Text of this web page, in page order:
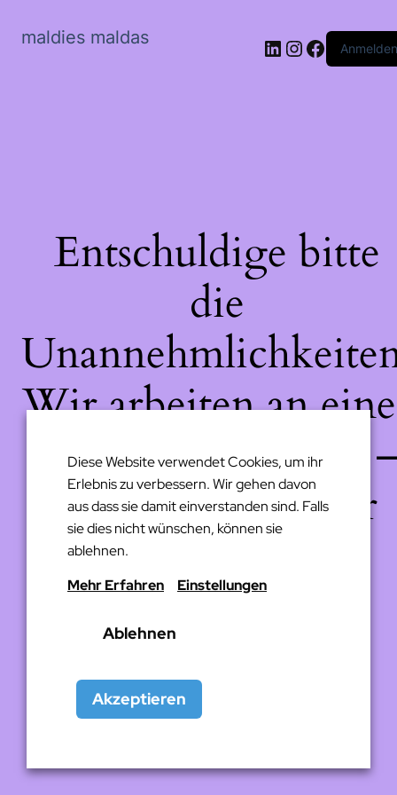
maldies maldas LinkedIn
Instagram
Anmelden
Entschuldige bitte
die
Wir arbeiten an
großartigen Sache
schau bald wieder
Diese Website verwendet Cookies, um ihr
Erlebnis zu verbessern. Wir gehen davon
aus dass sie damit einverstanden sind. Falls
sie dies nicht wünschen, können sie
ablehnen.
Mehr Erfahren
Einstellungen
Ablehnen
Akzeptieren